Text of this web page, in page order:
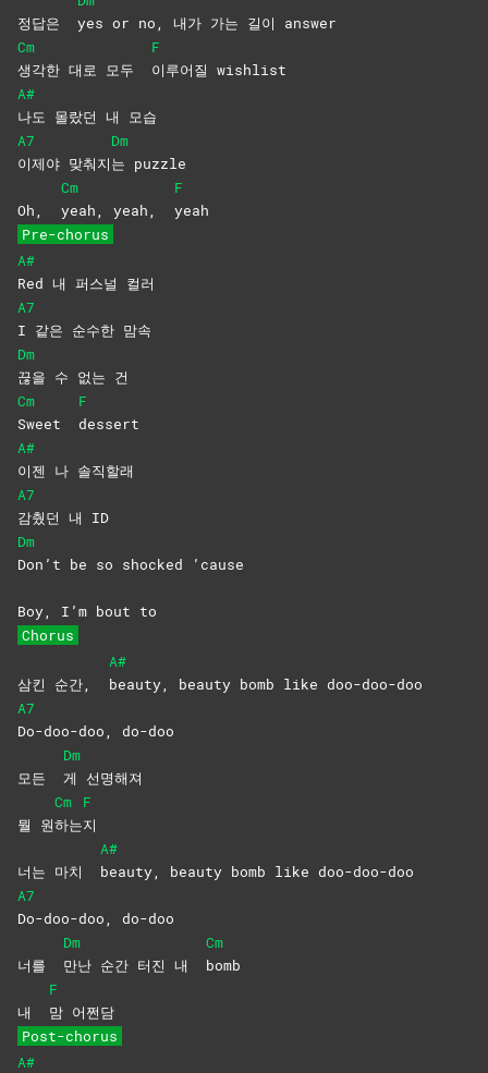
정답은 yes or no, 내가 가는 길이 answer
Cm
생각한 대로 모두
F
이루어질 wishlist
A#
나도 몰랐던 내 모습
A7
이제야 맞춰지
Dm
는 puzzle
Oh,
Cm
yeah, yeah,
F
yeah
Pre-chorus
A#
Red 내 퍼스널 컬러
A7
I 같은 순수한 맘속
Dm
끊을 수 없는 건
Cm
Sweet
F
dessert
A#
이젠 나 솔직할래
A7
감췄던 내 ID
Dm
Don’t be so shocked ’cause
Boy, I’m bout to
Chorus
삼킨 순간,
A#
beauty, beauty bomb like doo-doo-doo
A7
Do-doo-doo, do-doo
모든
Dm
게 선명해져
뭘 원
Cm
하는
F
지
너는 마치
A#
beauty, beauty bomb like doo-doo-doo
A7
Do-doo-doo, do-doo
너를
Dm
만난 순간 터진 내
Cm
bomb
내
F
맘 어쩐담
Post-chorus
A#